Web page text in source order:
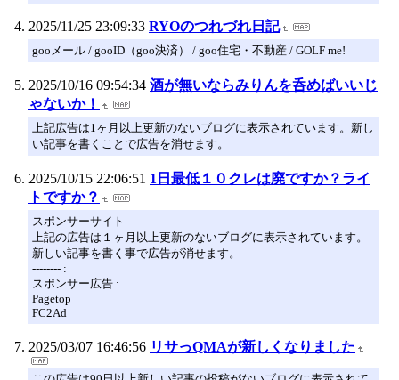
2025/11/25 23:09:33 RYOのつれづれ日記
gooメール / gooID（goo決済） / goo住宅・不動産 / GOLF me!
2025/10/16 09:54:34 酒が無いならみりんを呑めばいいじ
ゃないか！
上記広告は1ヶ月以上更新のないブログに表示されています。新し
い記事を書くことで広告を消せます。
2025/10/15 22:06:51 1日最低１０クレは廃ですか？ライ
トですか？
スポンサーサイト
上記の広告は１ヶ月以上更新のないブログに表示されています。
新しい記事を書く事で広告が消せます。
-------- :
スポンサー広告 :
Pagetop
FC2Ad
2025/03/07 16:46:56 リサっQMAが新しくなりました